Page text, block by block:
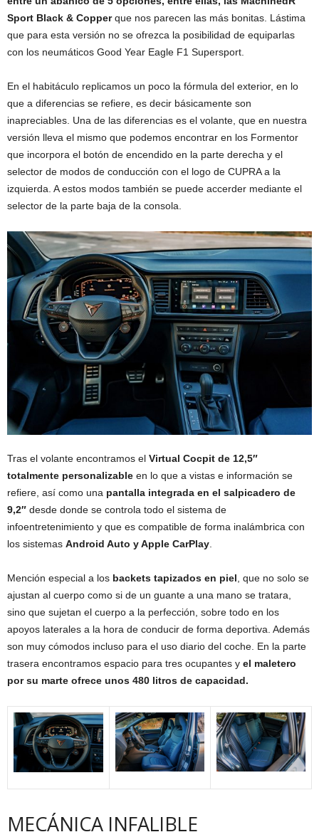
Sport Black & Copperque nos parecen las más bonitas. Lástima
que para esta versión no se ofrezca la posibilidad de equiparlas
con los neumáticos Good Year Eagle F1 Supersport.
En el habitáculo replicamos un poco la fórmula del exterior, en lo
que a diferencias se refiere, es decir básicamente son
inapreciables. Una de las diferencias es el volante, que en nuestra
versión lleva el mismo que podemos encontrar en los Formentor
que incorpora el botón de encendido en la parte derecha y el
selector de modos de conducción con el logo de CUPRA a la
izquierda. A estos modos también se puede accerder mediante el
selector de la parte baja de la consola.
Tras el volante encontramos el Virtual Cocpit de 12,5″
totalmente personalizable en lo que a vistas e información se
refiere, así como una pantalla integrada en el salpicadero de
9,2″ desde donde se controla todo el sistema de
infoentretenimiento y que es compatible de forma inalámbrica con
los sistemas Android Auto y Apple CarPlay
Mención especial a los backets tapizados en piel , que no solo se
ajustan al cuerpo como si de un guante a una mano se tratara,
sino que sujetan el cuerpo a la perfección, sobre todo en los
apoyos laterales a la hora de conducir de forma deportiva. Además
son muy cómodos incluso para el uso diario del coche. En la parte
trasera encontramos espacio para tres ocupantes y el maletero
por su marte ofrece unos 480 litros de capacidad.
MECÁNICA INFALIBLE